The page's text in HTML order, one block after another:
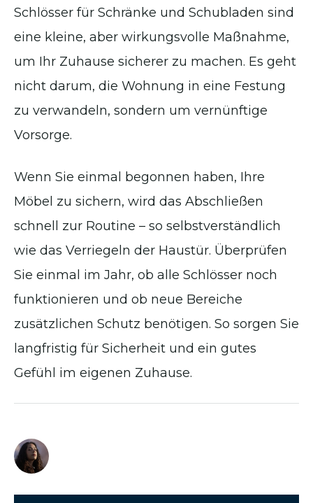
Schlösser für Schränke und Schubladen sind
eine kleine, aber wirkungsvolle Maßnahme,
um Ihr Zuhause sicherer zu machen. Es geht
nicht darum, die Wohnung in eine Festung
zu verwandeln, sondern um vernünftige
Vorsorge.
Wenn Sie einmal begonnen haben, Ihre
Möbel zu sichern, wird das Abschließen
schnell zur Routine – so selbstverständlich
wie das Verriegeln der Haustür. Überprüfen
Sie einmal im Jahr, ob alle Schlösser noch
funktionieren und ob neue Bereiche
zusätzlichen Schutz benötigen. So sorgen Sie
langfristig für Sicherheit und ein gutes
Gefühl im eigenen Zuhause.